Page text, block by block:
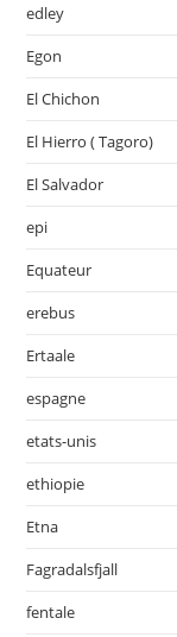
edley
Egon
El Chichon
El Hierro ( Tagoro)
El Salvador
epi
Equateur
erebus
Ertaale
espagne
etats-unis
ethiopie
Etna
Fagradalsfjall
fentale